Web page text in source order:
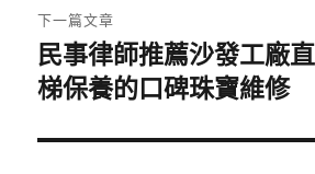
章:
下一篇文章
下
一
文
民事律師推薦沙發工廠
梯保養的口碑珠寶維修